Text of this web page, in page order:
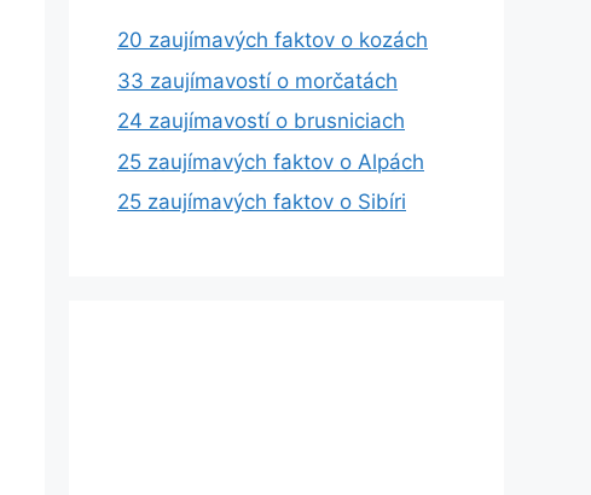
20 zaujímavých faktov o kozách
33 zaujímavostí o morčatách
24 zaujímavostí o brusniciach
25 zaujímavých faktov o Alpách
25 zaujímavých faktov o Sibíri